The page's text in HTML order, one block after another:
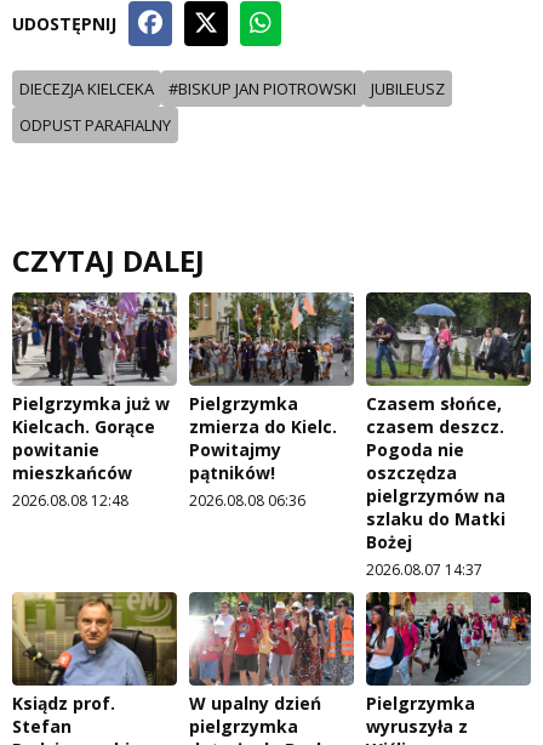
UDOSTĘPNIJ
DIECEZJA KIELCEKA #BISKUP JAN PIOTROWSKI
JUBILEUSZ
ODPUST PARAFIALNY
CZYTAJ DALEJ
Pielgrzymka już w
Kielcach. Gorące
powitanie
mieszkańców
2026.08.08 12:48
Pielgrzymka
zmierza do Kielc.
Powitajmy
pątników!
2026.08.08 06:36
Czasem słońce,
czasem deszcz.
Pogoda nie
oszczędza
pielgrzymów na
szlaku do Matki
Bożej
2026.08.07 14:37
Ksiądz prof.
Stefan
W upalny dzień
pielgrzymka
Pielgrzymka
wyruszyła z